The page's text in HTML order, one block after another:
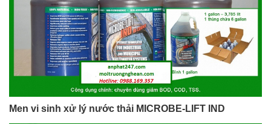
Men vi sinh xử lý nước thải MICROBE-LIFT IND